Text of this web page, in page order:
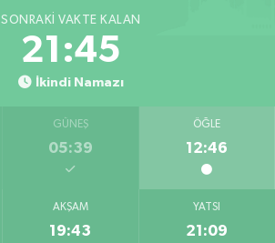
SONRAKI VAKTE KALAN
21:44
İkindi Namazı
GÜNEŞ
05:39
ÖĞLE
12:46
AKŞAM
19:43
YATSI
21:09